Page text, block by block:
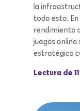
la
todo esto. En
rendimiento
juegos online
estratégico
Lectura de